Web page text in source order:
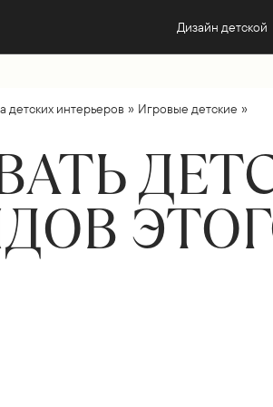
Дизайн детской
интерьеров » Игровые детские »